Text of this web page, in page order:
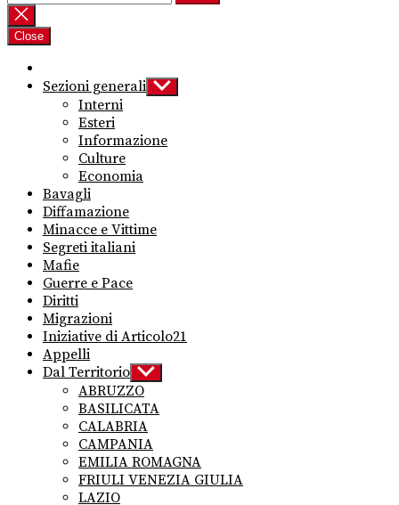
per:
Close
Sezioni generali Show
sub
Interni
Esteri
Informazione
Culture
Economia
Bavagli
Diffamazione
Minacce e Vittime
Segreti italiani
Mafie
Guerre e Pace
Diritti
Migrazioni
Iniziative di Articolo21
Appelli
Dal Territorio Show
sub
menu
ABRUZZO
BASILICATA
CALABRIA
CAMPANIA
EMILIA ROMAGNA
FRIULI VENEZIA GIULIA
LAZIO